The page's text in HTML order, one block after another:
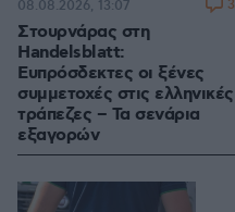
Στουρνάρας στη
Handelsblatt:
Ευπρόσδεκτες οι ξένες
συμμετοχές στις ελληνικές
τράπεζες – Τα σενάρια
εξαγορών
08.08.2026, 13:07 3